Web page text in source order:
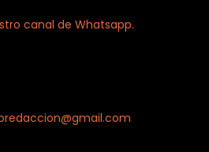
canal de Whatsapp.